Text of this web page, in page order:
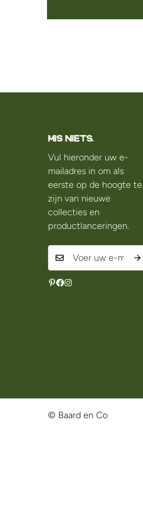
Mis niets.
Vul hieronder uw e-
mailadres in om als
eerste op de hoogte te
zijn van nieuwe
collecties en
productlanceringen.
© Baard en Co